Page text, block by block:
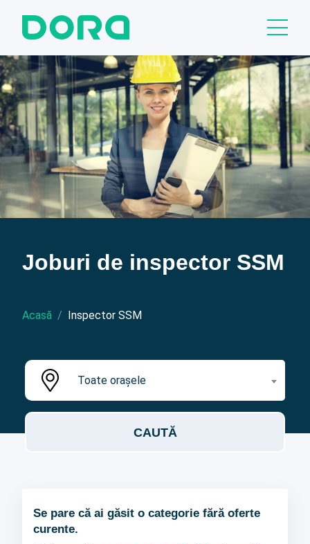
Joburi de inspector SSM
Acasă Inspector SSM
Toate orașele
Se pare că ai găsit o categorie fără oferte
curente.